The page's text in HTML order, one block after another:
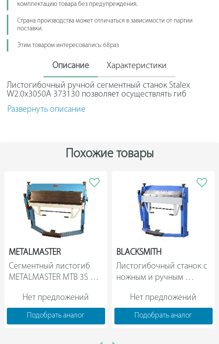
комплектацию товара без предупреждения.
Страна производства может отличаться в зависимости от партии
поставки.
Этим товаром интересовались: 68раз
Описание Характеристики
Листогибочный ручной сегментный станок Stalex
W2.0x3050A 373130 позволяет осуществлять гиб
металлических листов толщиной не более 2 мм.
Агрегат отличается надежностью конструкции,
высокие нагрузки. Устойчивость на поверхности
обеспечивают широкие опорные ножки.
Развернуть описание
Похожие товары
METALMASTER
Сегментный листогиб
METALMASTER MTB 3S
Нет предложений
Подобрать аналог
BLACKSMITH
Листогибочный станок с
ножным и ручным
PBB1520/1,5
Нет предложений
Подобрать аналог